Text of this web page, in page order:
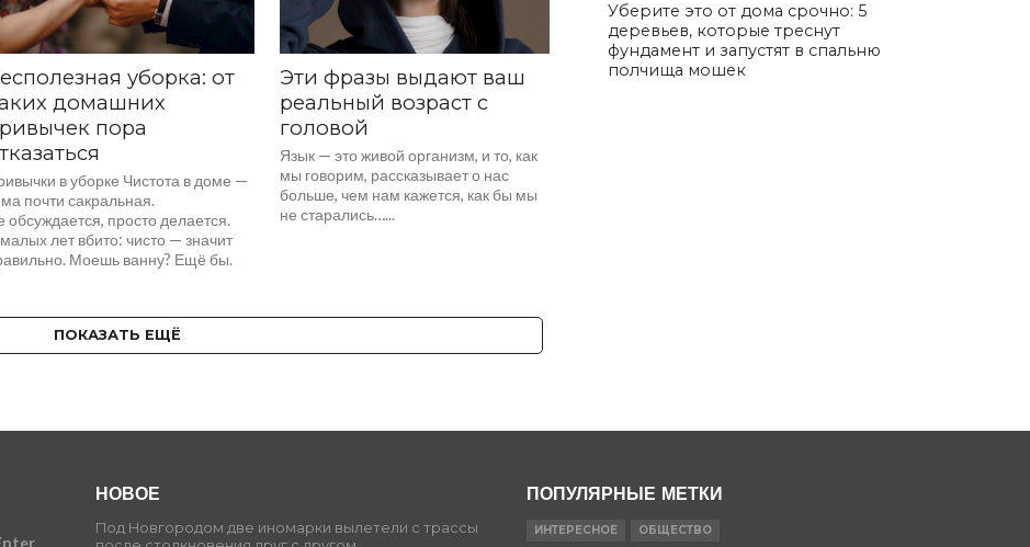
уборка: от
домашних
пора
в уборке Чистота в доме —
почти сакральная.
обсуждается, просто делается.
лет вбито: чисто — значит
Моешь ванну? Ещё бы.
Эти фразы выдают ваш
реальный возраст с
головой
Язык — это живой организм, и то, как
мы говорим, рассказывает о нас
больше, чем нам кажется, как бы мы
не старались…...
ПОКАЗАТЬ ЕЩЁ
Уберите это от дома срочно: 5
деревьев, которые треснут
фундамент и запустят в спальню
полчища мошек
НОВОЕ
Под Новгородом две иномарки вылетели с трассы
ПОПУЛЯРНЫЕ МЕТКИ
ИНТЕРЕСНОЕ ОБЩЕСТВО